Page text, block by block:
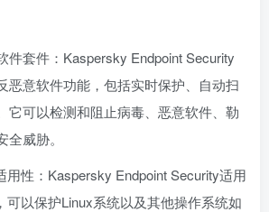
件套件：Kaspersky Endpoint Security
恶意软件功能，包括实时保护、自动扫
它可以检测和阻止病毒、恶意软件、勒
威胁。
用性：Kaspersky Endpoint Security适用
可以保护Linux系统以及其他操作系统如